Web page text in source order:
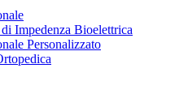
Impedenza Bioelettrica
Personalizzato